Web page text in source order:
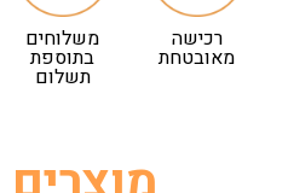
רכישה
מאובטחת
משלוחים
בתוספת
תשלום